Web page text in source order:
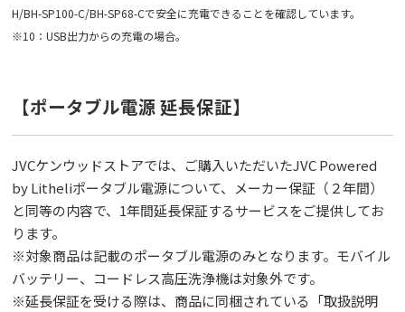
H/BH-SP100-C/BH-SP68-Cで安全に充電できることを確認しています。
※10：USB出力からの充電の場合。
【ポータブル電源 延⻑保証】
JVCケンウッドストアでは、ご購入いただいたJVC Powered
by Litheliポータブル電源について、メーカー保証（２年間）
と同等の内容で、1年間延⻑保証するサービスをご提供してお
ります。
※対象商品は記載のポータブル電源のみとなります。モバイル
バッテリー、コードレス高圧洗浄機は対象外です。
※延⻑保証を受ける際は、商品に同梱されている「取扱説明